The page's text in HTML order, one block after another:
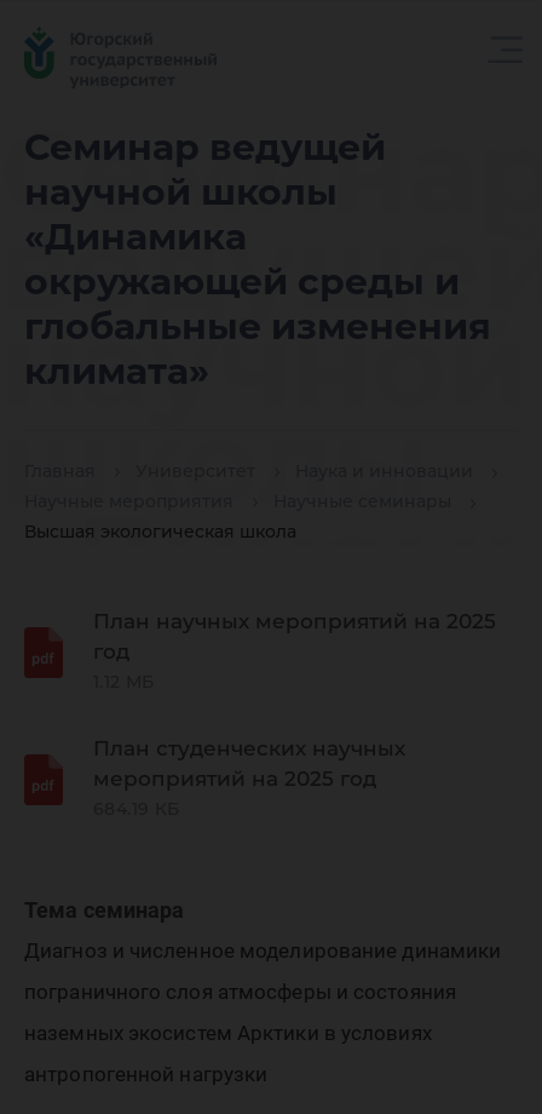
Семинар ведущей
научной школы
«Динамика
окружающей среды и
глобальные изменения
климата»
Высшая экологическая школа
научной
среды и
План научных мероприятий на 2025
год
План студенческих научных
мероприятий на 2025 год
Тема семинара
Диагноз и численное моделирование динамики
пограничного слоя атмосферы и состояния
наземных экосистем Арктики в условиях
антропогенной нагрузки